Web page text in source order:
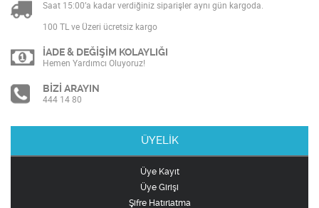
Saat 15:00’a kadar verdiğiniz siparişler aynı gün kargoda.
100 TL ve Üzeri ücretsiz kargo
İADE & DEĞİŞİM KOLAYLIĞI
Hemen Yardımcı Oluyoruz!
BİZİ ARAYIN
444 14 80
ÜYELİK
Üye Kayıt
Üye Girişi
Şifre Hatırlatma